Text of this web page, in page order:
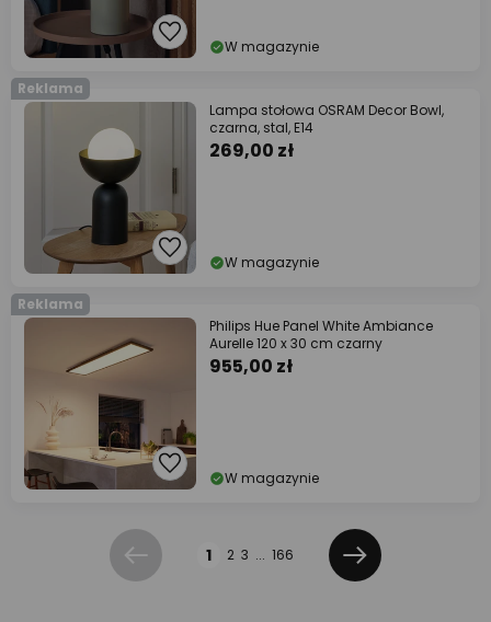
W magazynie
Reklama
Lampa stołowa OSRAM Decor Bowl,
czarna, stal, E14
269,00 zł
W magazynie
Reklama
Philips Hue Panel White Ambiance
Aurelle 120 x 30 cm czarny
955,00 zł
W magazynie
Poprzednia1 2 3 ... 166
Dalej